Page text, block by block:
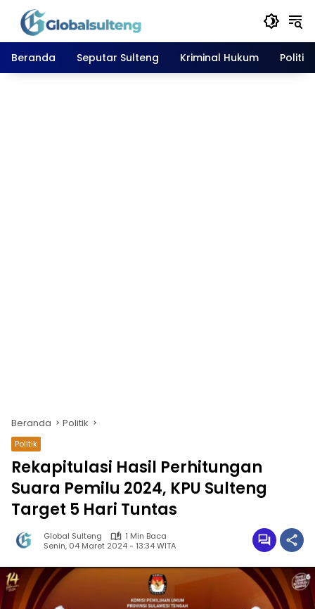
Langsung
konten
Beranda
Seputar Sulteng Kriminal Hukum Politik
Beranda Politik
Politik
Rekapitulasi Hasil Perhitungan
Suara Pemilu 2024, KPU Sulteng
Target 5 Hari Tuntas
Global Sulteng
1 Min Baca
Senin, 04 Maret 2024 - 13:34 WITA